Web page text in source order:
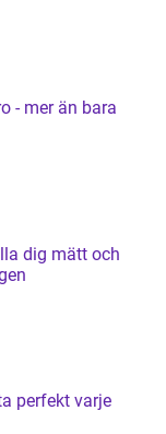
- mer än bara
dig mätt och
perfekt varje